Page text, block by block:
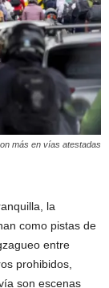
más en vías atestadas
la
como pistas de
entre
prohibidos,
son escenas